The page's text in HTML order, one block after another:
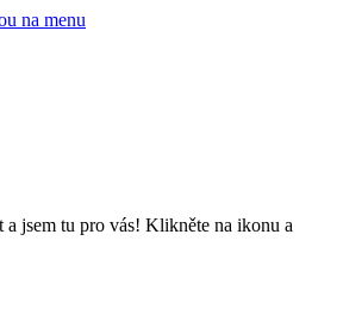
na menu
a jsem tu pro vás! Klikněte na ikonu a